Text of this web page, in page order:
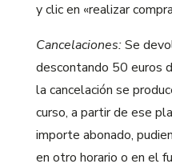
y clic en «realizar
Cancelaciones:Se
descontando 50 euros
la cancelación se
curso, a partir de ese
importe abonado,
en otro horario o en el